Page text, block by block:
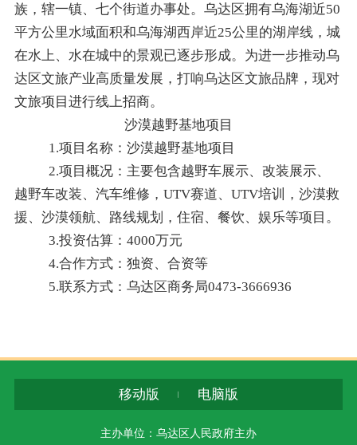
族，辖一镇、七个街道办事处。乌达区拥有乌海湖近50
平方公里水域面积和乌海湖西岸近25公里的湖岸线，城
在水上、水在城中的景观已逐步形成。为进一步推动乌
达区文旅产业高质量发展，打响乌达区文旅品牌，现对
文旅项目进行线上招商。
沙漠越野基地项目
1.项目名称：沙漠越野基地项目
2.项目概况：主要包含越野车展示、改装展示、
越野车改装、汽车维修，UTV赛道、UTV培训，沙漠救
援、沙漠领航、路线规划，住宿、餐饮、娱乐等项目。
3.投资估算： 4000万元
4.合作方式：独资、合资等
5.联系方式：乌达区商务局0473-3666936
移动版 电脑版
主办单位：乌达区人民政府主办